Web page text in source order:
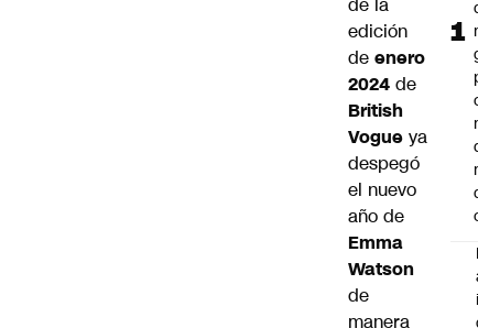
de la
edición
de enero
2024 de
British
Vogue ya
despegó
el nuevo
año de
Emma
Watson
de
manera